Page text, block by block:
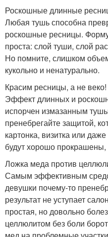
Роскошные длинные
Любая тушь способна
роскошные ресницы.
проста: слой туши, слой
Но помните, слишком
кукольно и ненатурально.
Красим ресницы, а не веко!
Эффект длинных и
испорчен измазанным
пренебрегайте защитой,
картонка, визитка или
будут хорошо прокрашены,
Ложка меда против
Самым эффективным
девушки почему-то
результат не уступает
простая, но довольно
целлюлитом без боли